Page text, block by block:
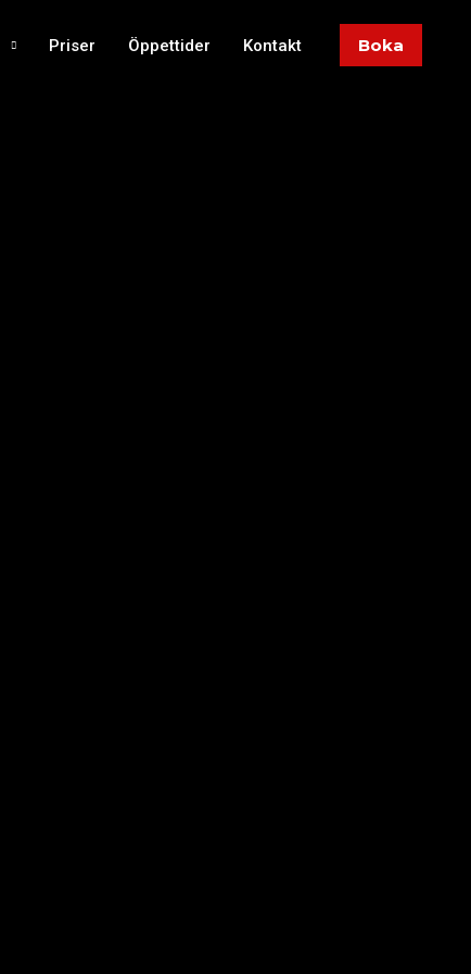
Priser Öppettider Kontakt Boka